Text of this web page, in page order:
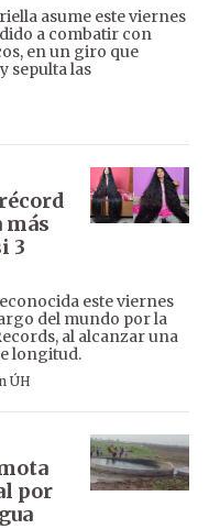
asume este viernes
a combatir con
en un giro que
sepulta las
más
3
este viernes
del mundo por la
al alcanzar una
longitud.
ÚH
por